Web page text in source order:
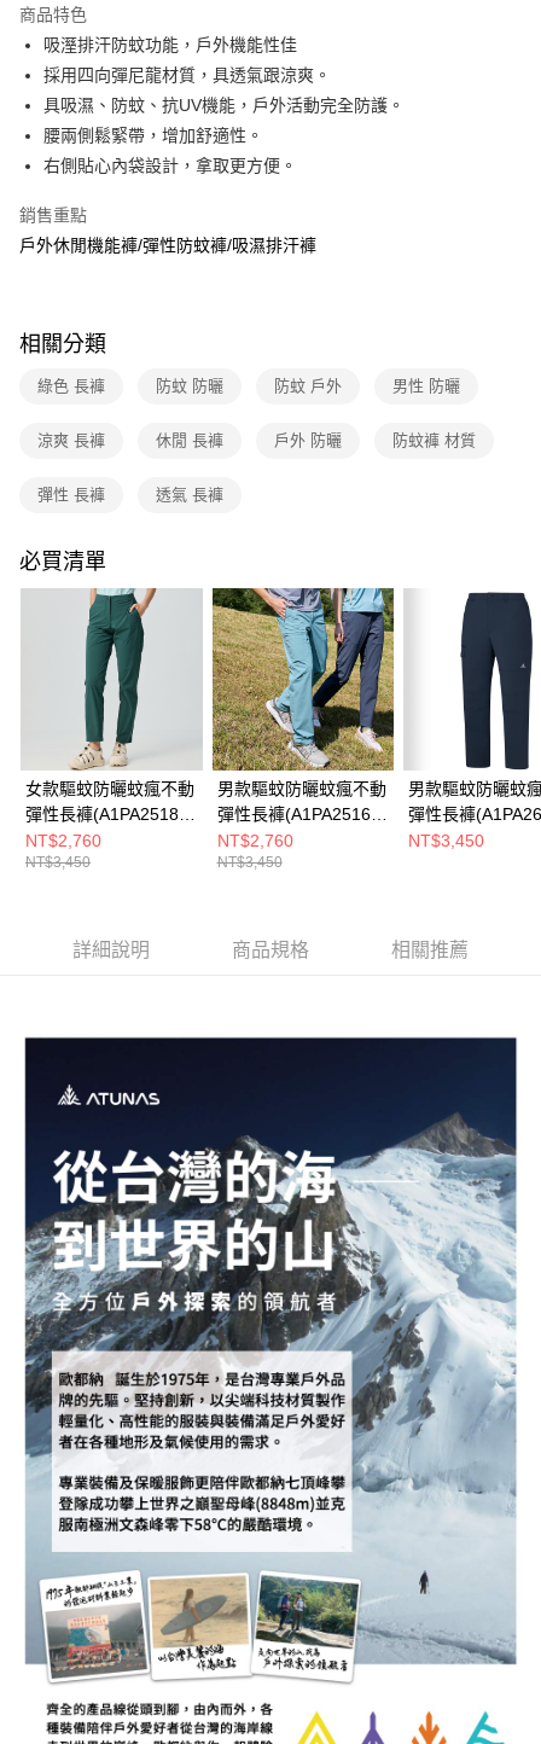
臺灣中小企業銀行
匯豐（台灣）商業銀行
華泰商業銀行
聯邦商業銀行
遠東國際商業銀行
元大商業銀行
永豐商業銀行
玉山商業銀行
台灣樂天信用卡公司
上海商業儲蓄銀行
國泰世華商業銀行
兆豐國際商業銀行
匯豐（台灣）商業銀行
華泰商業銀行
聯邦商業銀行
遠東國際商業銀行
元大商業銀行
玉山商業銀行
台灣樂天信用卡公司
LINE Pay
Apple Pay
悠遊付
Google Pay
大哥付你分期
2.付款方式選擇「大哥付你分期」，訂單成立後會自動跳轉到大哥付的交易
流程，驗證手機門號後，選擇欲分期的期數、繳款截止日，確認付款後即完
成交易。
消。如遇「轉專審核」未通過狀況，表示未達大哥付你分期系統評分，恕無
【繳款方式說明】
2.透過簡訊連結打開帳單後，可選擇「超商條碼／台灣大直營門市／銀行轉
帳／街口支付／iPASS MONEY」等通路繳費。
【注意事項】
1.本服務係由「台灣大哥大股份有限公司」（以下簡稱本公司）所提供，讓
用戶於交易時，得透過本服務購買商品或服務，並由商店將買賣／分期付款
買賣價金債權讓與本公司後，依約使用本公司帳單繳交帳款。
2.基於同意付款使用「大哥付你分期」之契約關係目的，商店將以您的個人
資料（包含姓名、電話或地址）提供予台灣大哥大進項蒐集、處理及利用，
由本公司與您本人進行分期帳單所需資料之確認、核對及更正。
3.完整用戶服務條款，請詳閱以下連結：https://oppay.tw/userRule
貨到付款
全家取貨付款
每筆NT$80，滿NT$790(含以上)免運費
每筆NT$80，滿NT$790(含以上)免運費
萊爾富取貨付款
每筆NT$80，滿NT$790(含以上)免運費
付款後萊爾富取貨
每筆NT$80，滿NT$790(含以上)免運費
7-11取貨付款
每筆NT$80，滿NT$790(含以上)免運費
付款後7-11取貨
每筆NT$80，滿NT$790(含以上)免運費
每筆NT$80，滿NT$790(含以上)免運費
每筆NT$80，滿NT$790(含以上)免運費
宅配貨到付款
每筆NT$130，滿NT$2,000(含以上)免運費
商品特色
吸溼排汗防蚊功能，戶外機能性佳
採用四向彈尼龍材質，具透氣跟涼爽。
具吸濕、防蚊、抗UV機能，戶外活動完全防護。
腰兩側鬆緊帶，增加舒適性。
右側貼心內袋設計，拿取更方便。
銷售重點
戶外休閒機能褲/彈性防蚊褲/吸濕排汗褲
相關分類
綠色 長褲 防蚊 防曬 防蚊 戶外 男性 防曬
涼爽 長褲 休閒 長褲 戶外 防曬 防蚊褲 材質
彈性 長褲 透氣 長褲
必買清單
女款驅蚊防曬蚊瘋不動
彈性長褲(A1PA2518W
深軍綠/機能長褲/防蚊
褲)
NT$2,760
NT$3,450
男款驅蚊防曬蚊瘋不動
彈性長褲(A1PA2516M
霧藍綠/機能長褲/防蚊
褲)
NT$2,760
NT$3,450
男款驅蚊防曬蚊
彈性長褲
藏青/機能長褲/防
NT$3,450
詳細說明 商品規格 相關推薦